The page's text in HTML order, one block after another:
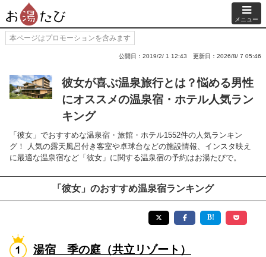
メニュー
本ページはプロモーションを含みます
公開日：2019/2/ 1 12:43 更新日：2026/8/ 7 05:46
彼女が喜ぶ温泉旅行とは？悩める男性
にオススメの温泉宿・ホテル人気ラン
キング
「彼女」でおすすめな温泉宿・旅館・ホテル1552件の人気ランキン
グ！ 人気の露天風呂付き客室や卓球台などの施設情報、インスタ映え
に最適な温泉宿など「彼女」に関する温泉宿の予約はお湯たびで。
「彼女」のおすすめ温泉宿ランキング
湯宿 季の庭（共立リゾート）